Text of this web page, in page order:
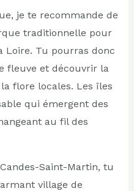
je te recommande de
traditionnelle pour
Loire. Tu pourras donc
fleuve et découvrir la
flore locales. Les îles
qui émergent des
au fil des
Saint-Martin, tu
village de